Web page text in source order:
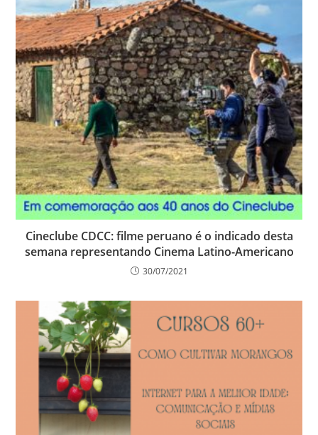
Cineclube CDCC: filme peruano é o indicado desta
semana representando Cinema Latino-Americano
30/07/2021